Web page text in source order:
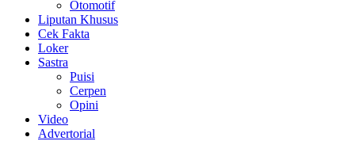
Otomotif
Liputan Khusus
Cek Fakta
Loker
Sastra
Puisi
Cerpen
Opini
Video
Advertorial